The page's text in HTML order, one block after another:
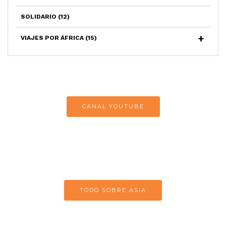
SOLIDARIO (12)
VIAJES POR ÁFRICA (15)
CANAL YOUTUBE
TODO SOBRE ASIA